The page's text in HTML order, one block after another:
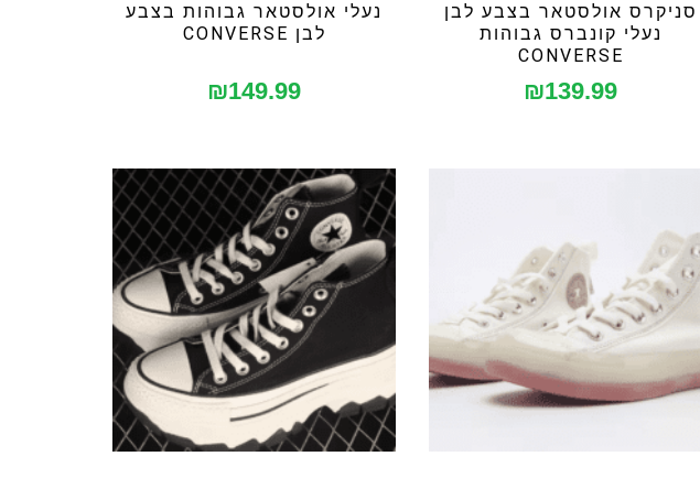
סניקרס אולסטאר בצבע לבן
נעלי קונברס גבוהות
CONVERSE
₪139.99
נעלי אולסטאר גבוהות בצבע
לבן CONVERSE
₪149.99